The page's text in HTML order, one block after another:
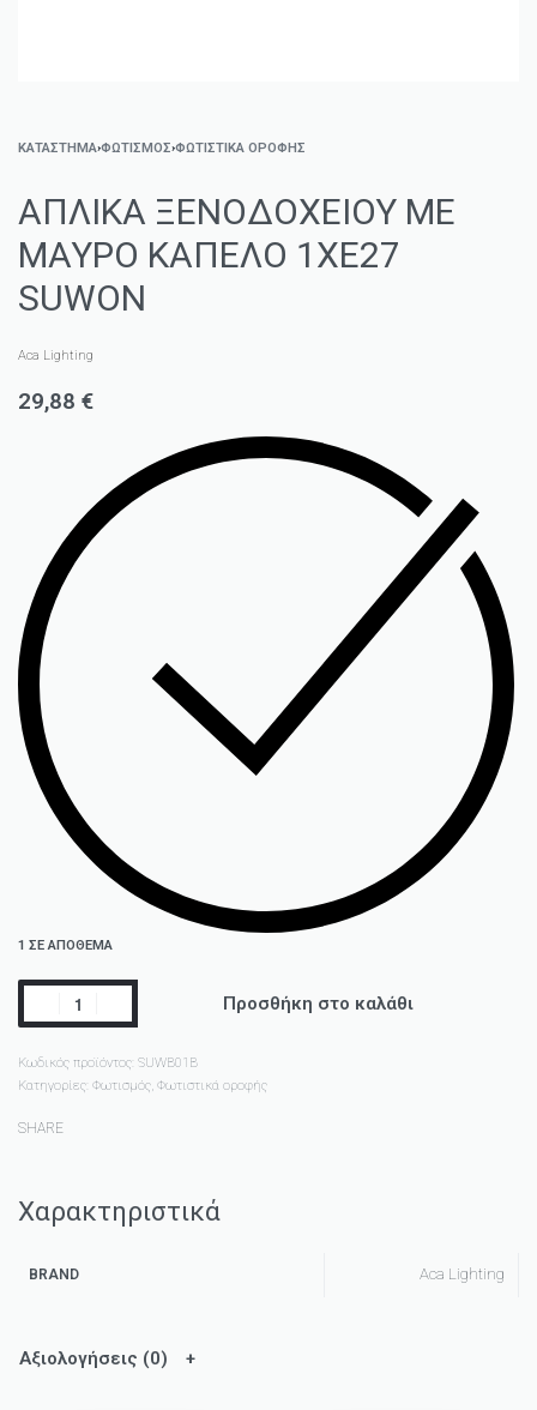
ΚΑΤΑΣΤΗΜΑ›ΦΩΤΙΣΜΌΣ›ΦΩΤΙΣΤΙΚΆ ΟΡΟΦΉΣ
ΑΠΛΙΚΑ ΞΕΝΟΔΟΧΕΙΟΥ ΜΕ
ΜΑΥΡΟ ΚΑΠΕΛΟ 1ΧΕ27
SUWON
Aca Lighting
29,88 €
1 ΣΕ ΑΠΌΘΕΜΑ
Προσθήκη στο καλάθι
Κωδικός προϊόντος: SUWB01B
Κατηγορίες: Φωτισμός, Φωτιστικά οροφής
SHARE
Χαρακτηριστικά
BRAND Aca Lighting
Αξιολογήσεις (0)